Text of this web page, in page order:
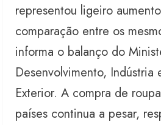
representou ligeiro
comparação entre os
informa o balanço do
Desenvolvimento, Indústria
Exterior. A compra de
países continua a pesar,